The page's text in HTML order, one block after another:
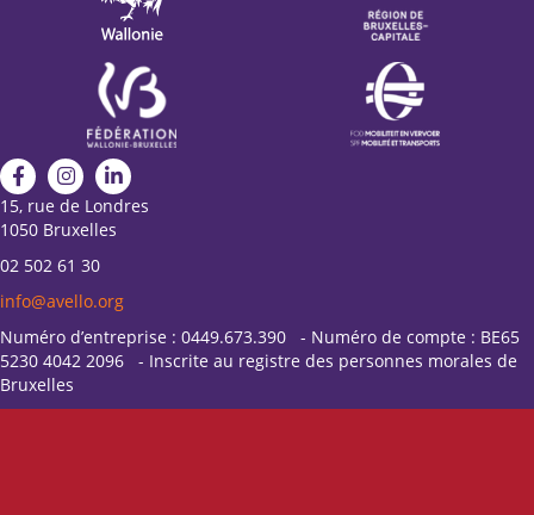
15, rue de Londres
1050 Bruxelles
02 502 61 30
info@avello.org
Numéro d’entreprise : 0449.673.390 - Numéro de compte : BE65
5230 4042 2096 - Inscrite au registre des personnes morales de
Bruxelles